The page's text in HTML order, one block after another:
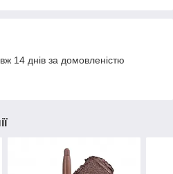
14 днів за домовленістю